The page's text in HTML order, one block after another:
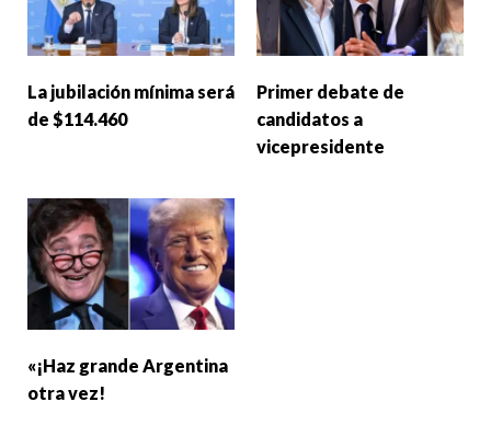
La jubilación mínima será
de $114.460
Primer debate de
candidatos a
vicepresidente
«¡Haz grande Argentina
otra vez!